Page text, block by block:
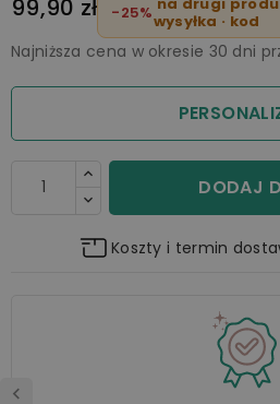
99,90 zł -25%wysyłka · kod
Najniższa cena w okresie 30 dni
DODAJ
Koszty i termin